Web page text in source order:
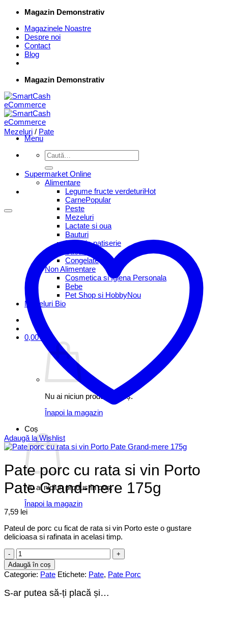
Skip
content
Magazin Demonstrativ
Magazinele Noastre
Despre noi
Contact
Blog
Magazin Demonstrativ
Menu
Caută
după:
Supermarket Online
Alimentare
Legume fructe verdeturi
Carne
Peste
Mezeluri
Lactate si oua
Bauturi
Brutarie patiserie
Bacanie
Congelate
Non Alimentare
Cosmetica si Igiena Personala
Bebe
Pet Shop si Hobby
Mezeluri Bio
0,00
Nu ai niciun produs în coș.
Înapoi la magazin
Coș
Nu ai niciun produs în coș.
Înapoi la magazin
Mezeluri / Pate
Adaugă la Wishlist
Pate porc cu rata si vin Porto
Pate Grand-mere 175g
7,59 lei
Pateul de porc cu ficat de rata si vin Porto este o gustare
delicioasa si rafinata in acelasi timp.
Cantitate
Pate
porc
cu
si
Adaugă în coș
Categorie: Pate Etichete: Pate, Pate Porc
S-ar putea să-ți placă și…